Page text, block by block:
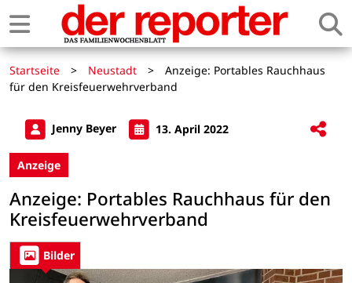
Startseite > Neustadt >
Anzeige: Portables Rauchhaus
für den Kreisfeuerwehrverband
Jenny Beyer 13. April 2022
Anzeige
Anzeige: Portables Rauchhaus für den
Kreisfeuerwehrverband
Bilder